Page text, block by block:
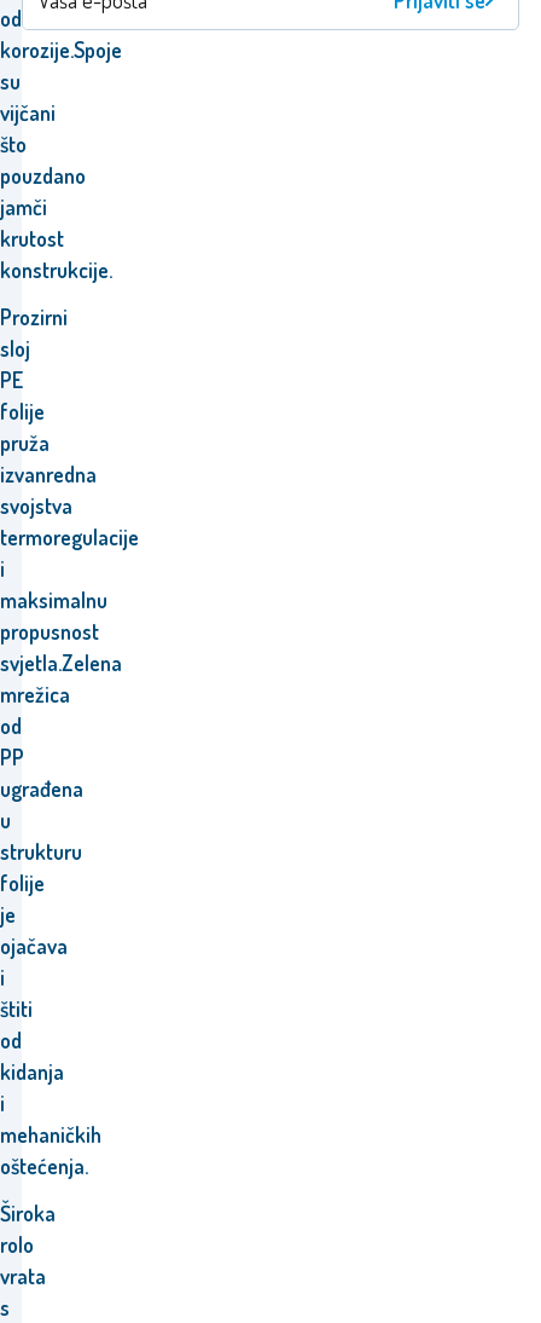
od
korozije.Spoje
su
vijčani
što
pouzdano
jamči
krutost
konstrukcije.
Prozirni
sloj
PE
folije
pruža
izvanredna
svojstva
termoregulacije
i
maksimalnu
propusnost
svjetla.Zelena
mrežica
od
PP
ugrađena
u
strukturu
folije
je
ojačava
i
štiti
od
kidanja
i
mehaničkih
oštećenja.
Široka
rolo
vrata
s